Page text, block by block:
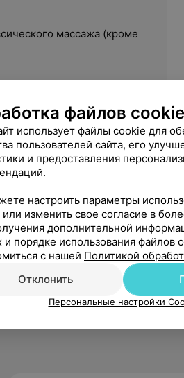
массажа (кроме
работа с
файлов cookie
использует файлы cookie для
пользователей сайта, его
и предоставления
настроить параметры
изменить свое согласие в
дополнительной
и порядке использования файлов
с нашей Политикой
Отклонить
Персональные настройки